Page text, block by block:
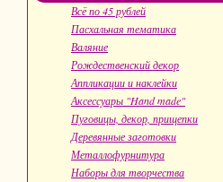
Всё по 45 рублей
Пасхальная тематика
Валяние
Рождественский декор
Аппликации и наклейки
Аксессуары "Hand made"
Пуговицы, декор, прищепки
Деревянные заготовки
Металлофурнитура
Наборы для творчества